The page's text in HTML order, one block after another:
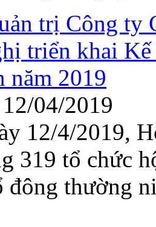
trị Công ty
triển khai
năm 2019
04/2019
12/4/2019,
319 tổ chức
đông thường